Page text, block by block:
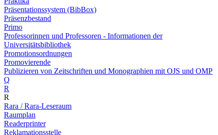
Präsentationssystem (BibBox)
Präsenzbestand
Primo
Professorinnen und Professoren - Informationen der
Universitätsbibliothek
Promotionsordnungen
Promovierende
Publizieren von Zeitschriften und Monographien mit OJS und OMP
Q
R
R
Rara / Rara-Leseraum
Raumplan
Readerprinter
Reklamationsstelle